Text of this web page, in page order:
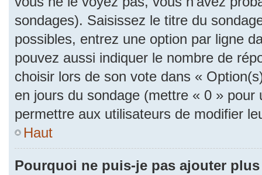
sondages). Saisissez le titre du
possibles, entrez une option par ligne
pouvez aussi indiquer le nombre de
choisir lors de son vote dans «
en jours du sondage (mettre « 0 » pour
permettre aux utilisateurs de modifier
Haut
Pourquoi ne puis-je pas ajouter